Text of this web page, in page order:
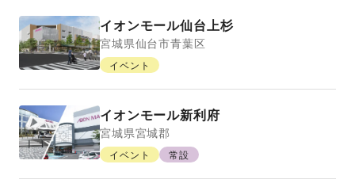
イオンモール仙台上杉
宮城県仙台市青葉区
イベント
イオンモール新利府
宮城県宮城郡
イベント 常設